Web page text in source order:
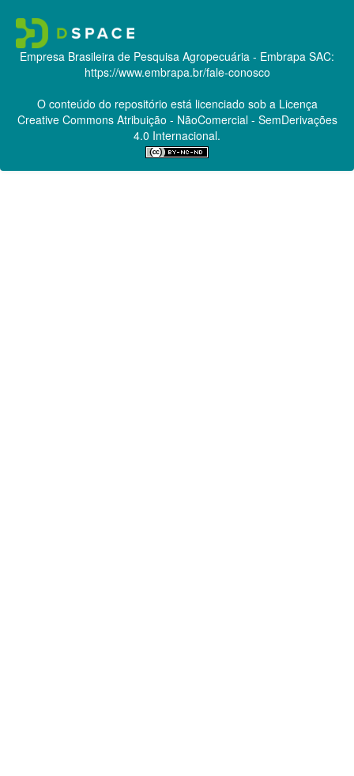
Empresa Brasileira de Pesquisa Agropecuária - Embrapa SAC:
https://www.embrapa.br/fale-conosco
O conteúdo do repositório está licenciado sob a Licença
Creative CommonsAtribuição - NãoComercial - SemDerivações
4.0 Internacional.